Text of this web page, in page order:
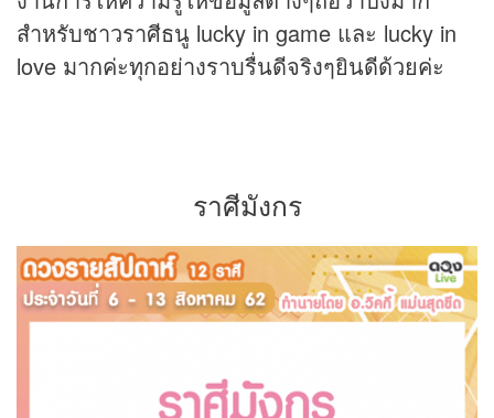
สำหรับชาวราศีธนู lucky in game และ lucky in
love มากค่ะทุกอย่างราบรื่นดีจริงๆยินดีด้วยค่ะ
ราศีมังกร